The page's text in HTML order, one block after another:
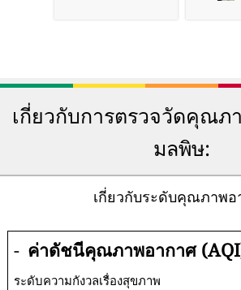
เกี่ยวกับการตรวจวัดคุณภ
มลพิษ:
เกี่ยวกับระดับคุณภาพอ
- ค่าดัชนีคุณภาพอากาศ
ระดับความกังวลเรื่องสุขภาพ